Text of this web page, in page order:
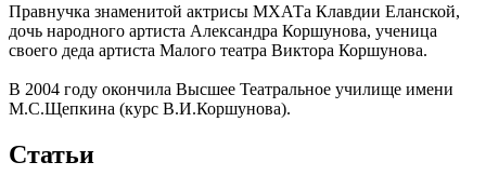
Правнучка знаменитой актрисы МХАТа Клавдии Еланской,
дочь народного артиста Александра Коршунова, ученица
своего деда артиста Малого театра Виктора Коршунова.
В 2004 году окончила Высшее Театральное училище имени
М.С.Щепкина (курс В.И.Коршунова).
Статьи